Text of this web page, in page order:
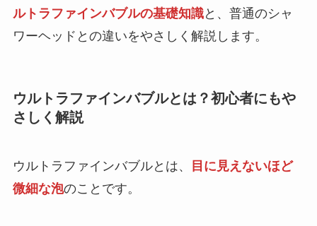
ルトラファインバブルの基礎知識と、普通のシャ
ワーヘッドとの違いをやさしく解説します。
ウルトラファインバブルとは？初心者にもや
さしく解説
ウルトラファインバブルとは、
目に見えないほど
微細な泡のことです。